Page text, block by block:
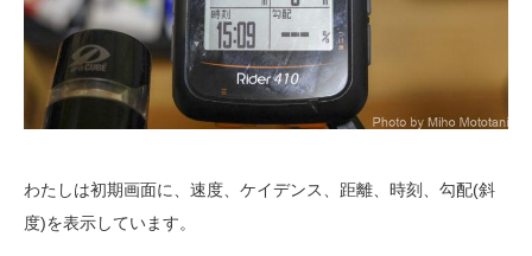
わたしは初期画面に、速度、ケイデンス、距離、時刻、勾配(斜
度)を表示しています。